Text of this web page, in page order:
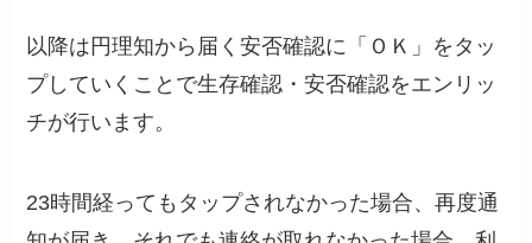
以降は円理知から届く安否確認に「ＯＫ」をタッ
プしていくことで生存確認・安否確認をエンリッ
チが行います。
23時間経ってもタップされなかった場合、再度通